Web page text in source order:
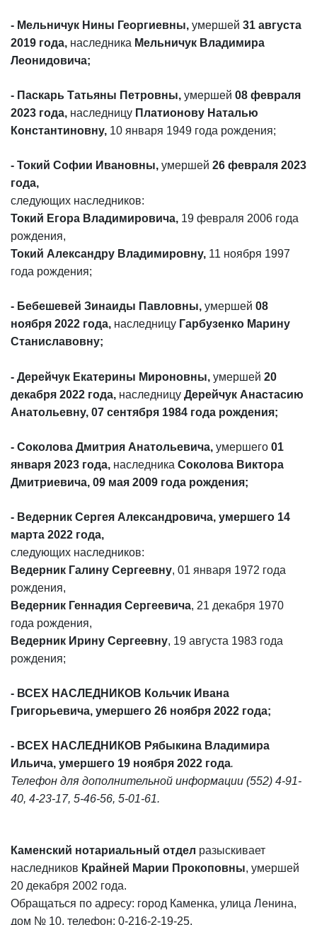
- Мельничук Нины Георгиевны, умершей 31 августа
2019 года, наследника Мельничук Владимира
Леонидовича;
- Паскарь Татьяны Петровны, умершей 08 февраля
2023 года, наследницу Платионову Наталью
Константиновну, 10 января 1949 года рождения;
- Токий Софии Ивановны, умершей 26 февраля 2023
года,
следующих наследников:
Токий Егора Владимировича, 19 февраля 2006 года
рождения,
Токий Александру Владимировну, 11 ноября 1997
года рождения;
- Бебешевей Зинаиды Павловны, умершей 08
ноября 2022 года, наследницу Гарбузенко Марину
Станиславовну;
- Дерейчук Екатерины Мироновны, умершей 20
декабря 2022 года, наследницу Дерейчук Анастасию
Анатольевну, 07 сентября 1984 года рождения;
- Соколова Дмитрия Анатольевича, умершего 01
января 2023 года, наследника Соколова Виктора
Дмитриевича, 09 мая 2009 года рождения;
- Ведерник Сергея Александровича, умершего 14
марта 2022 года,
следующих наследников:
Ведерник Галину Сергеевну, 01 января 1972 года
рождения,
Ведерник Геннадия Сергеевича, 21 декабря 1970
года рождения,
Ведерник Ирину Сергеевну, 19 августа 1983 года
рождения;
- ВСЕХ НАСЛЕДНИКОВ Кольчик Ивана
Григорьевича, умершего 26 ноября 2022 года;
- ВСЕХ НАСЛЕДНИКОВ Рябыкина Владимира
Ильича, умершего 19 ноября 2022 года.
Телефон для дополнительной информации (552) 4-91-
40, 4-23-17, 5-46-56, 5-01-61.
Каменский нотариальный отдел разыскивает
наследников Крайней Марии Прокоповны, умершей
20 декабря 2002 года.
Обращаться по адресу: город Каменка, улица Ленина,
дом № 10, телефон: 0-216-2-19-25.